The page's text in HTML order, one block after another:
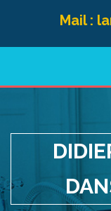
Mail :